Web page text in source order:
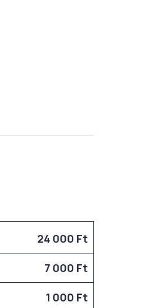
24 000 Ft
7 000 Ft
1 000 Ft